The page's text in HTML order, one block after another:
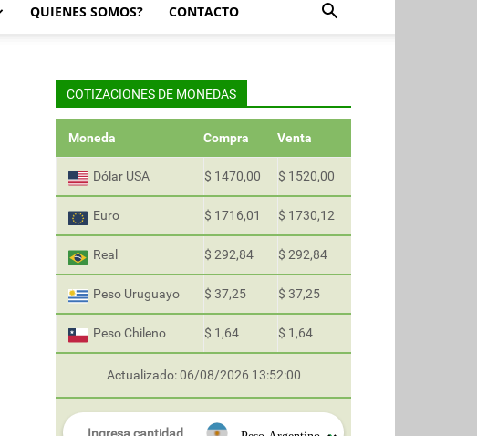
QUIENES SOMOS? CONTACTO
COTIZACIONES DE MONEDAS
Moneda Compra Venta
Dólar USA $ 1470,00 $ 1520,00
Euro $ 1716,01 $ 1730,12
Real $ 292,84 $ 292,84
Peso Uruguayo $ 37,25 $ 37,25
Peso Chileno $ 1,64 $ 1,64
Actualizado: 06/08/2026 13:52:00